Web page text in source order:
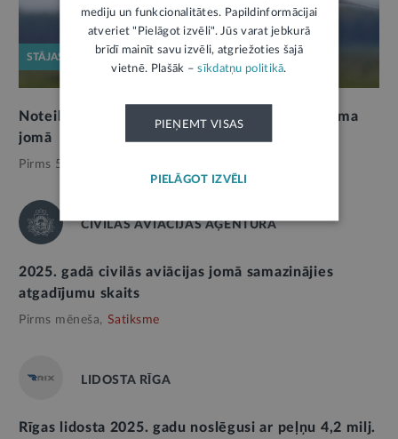
STĀJAS SPĒKĀ
Noteikti bargāki sodi arī dronu lidojumu drošuma
jomā
Pirms 5 mēnešiem,
CIVILĀS AVIĀCIJAS AĢENTŪRA
2025. gadā civilās aviācijas jomā samazinājies
atgadījumu skaits
Pirms mēneša, Satiksme
LIDOSTA RĪGA
Rīgas lidosta 2025. gadu noslēgusi ar peļņu 4,2 milj.
mediju un funkcionalitātes. Papildinformācijai
atveriet "Pielāgot izvēli". Jūs varat jebkurā
brīdī mainīt savu izvēli, atgriežoties šajā
vietnē. Plašāk –sīkdatņu politikā.
PIEŅEMT VISAS
PIELĀGOT IZVĒLI